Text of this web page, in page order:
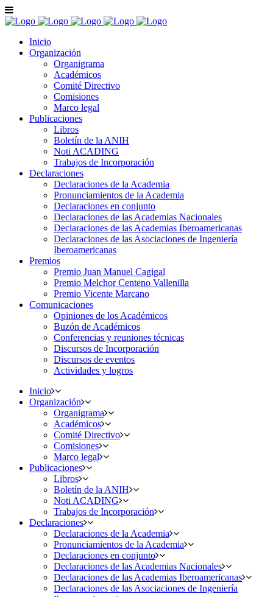
Inicio
Organización
Organigrama
Académicos
Comité Directivo
Comisiones
Marco legal
Publicaciones
Libros
Boletín de la ANIH
Noti ACADING
Trabajos de Incorporación
Declaraciones
Declaraciones de la Academia
Pronunciamientos de la Academia
Declaraciones en conjunto
Declaraciones de las Academias Nacionales
Declaraciones de las Academias Iberoamericanas
Declaraciones de las Asociaciones de Ingeniería
Iberoamericanas
Premios
Premio Juan Manuel Cagigal
Premio Melchor Centeno Vallenilla
Premio Vicente Marcano
Comunicaciones
Opiniones de los Académicos
Buzón de Académicos
Conferencias y reuniones técnicas
Discursos de Incorporación
Discursos de eventos
Actividades y logros
Inicio
Organización
Organigrama
Académicos
Comité Directivo
Comisiones
Marco legal
Publicaciones
Libros
Boletín de la ANIH
Noti ACADING
Trabajos de Incorporación
Declaraciones
Declaraciones de la Academia
Pronunciamientos de la Academia
Declaraciones en conjunto
Declaraciones de las Academias Nacionales
Declaraciones de las Academias Iberoamericanas
Declaraciones de las Asociaciones de Ingeniería